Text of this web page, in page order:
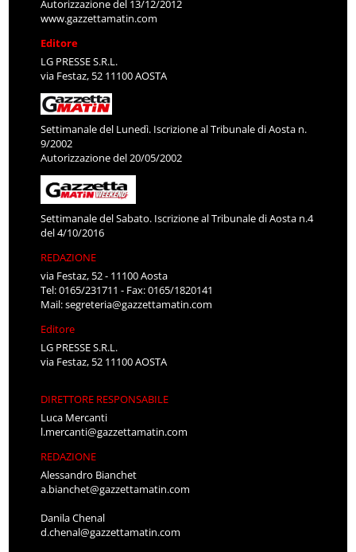
Autorizzazione del 13/12/2012
www.gazzettamatin.com
Editore
LG PRESSE S.R.L.
via Festaz, 52 11100 AOSTA
Settimanale del Lunedì. Iscrizione al Tribunale di Aosta n.
9/2002
Autorizzazione del 20/05/2002
Settimanale del Sabato. Iscrizione al Tribunale di Aosta n.4
del 4/10/2016
REDAZIONE
via Festaz, 52 - 11100 Aosta
Tel: 0165/231711 - Fax: 0165/1820141
Mail:segreteria@gazzettamatin.com
Editore
LG PRESSE S.R.L.
via Festaz, 52 11100 AOSTA
DIRETTORE RESPONSABILE
Luca Mercanti
l.mercanti@gazzettamatin.com
REDAZIONE
Alessandro Bianchet
a.bianchet@gazzettamatin.com
Danila Chenal
d.chenal@gazzettamatin.com